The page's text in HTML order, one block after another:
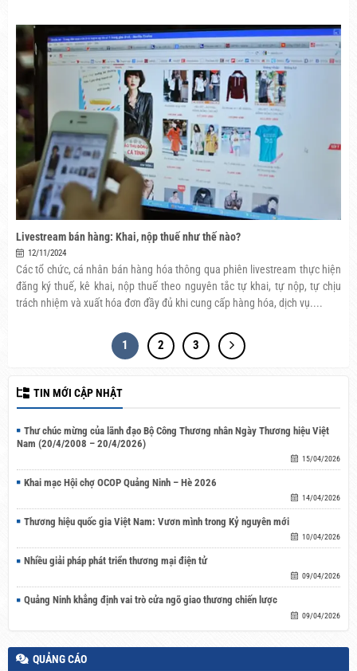
Livestream bán hàng: Khai, nộp thuế như thế nào?
12/11/2024
Các tổ chức, cá nhân bán hàng hóa thông qua phiên livestream thực hiện
đăng ký thuế, kê khai, nộp thuế theo nguyên tắc tự khai, tự nộp, tự chịu
trách nhiệm và xuất hóa đơn đầy đủ khi cung cấp hàng hóa, dịch vụ....
1 2 3
TIN MỚI CẬP NHẬT
Thư chúc mừng của lãnh đạo Bộ Công Thương nhân Ngày Thương hiệu Việt
Nam (20/4/2008 – 20/4/2026)
15/04/2026
Khai mạc Hội chợ OCOP Quảng Ninh – Hè 2026
14/04/2026
Thương hiệu quốc gia Việt Nam: Vươn mình trong Kỷ nguyên mới
10/04/2026
Nhiều giải pháp phát triển thương mại điện tử
09/04/2026
Quảng Ninh khẳng định vai trò cửa ngõ giao thương chiến lược
09/04/2026
QUẢNG CÁO